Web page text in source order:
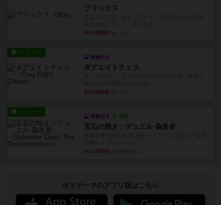
ブリックス
約10時間前
レビュー
画像付き
ダグエイトチェス
約10時間前
レビュー
画像付き 充実
宝石の煌き：デュエル 偽造者
約11時間前
ボドゲーマのアプリ版はこちら